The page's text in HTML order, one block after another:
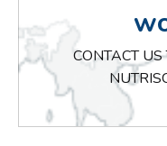
CONTACT